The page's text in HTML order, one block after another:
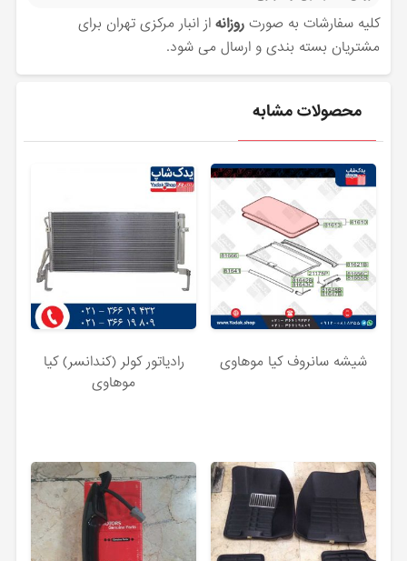
کلیه سفارشات به صورتروزانه از انبار مرکزی تهران برای
مشتریان بسته بندی و ارسال می شود.
محصولات مشابه
شیشه سانروف کیا موهاوی
رادیاتور کولر (کندانسر) کیا
موهاوی